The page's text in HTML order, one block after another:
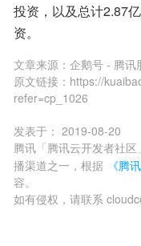
投资，以及总计2.87
资。
文章来源： 企鹅号 - 腾讯
原文链接： https://
refer=cp_1026
发表于： 2019-08-20
腾讯「腾讯云开发者社
播渠道之一，根据
《腾
容。
如有侵权，请联系